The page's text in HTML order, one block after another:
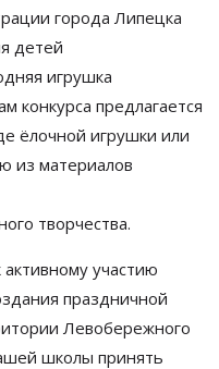
города Липецка
детей
игрушка
конкурса предлагается
ёлочной игрушки или
из материалов
творчества.
активному участию
праздничной
Левобережного
школы принять